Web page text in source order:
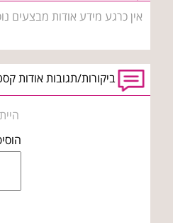
אין כרגע מידע אודות מבצעים
ביקורות/תגובות אודות